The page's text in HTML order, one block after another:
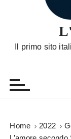
Il primo sito
Home 2022